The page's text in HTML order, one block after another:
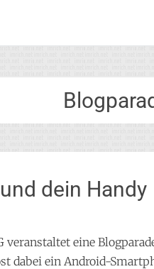
dein Handy
eine
dabei ein Android-